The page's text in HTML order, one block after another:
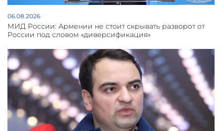
06.08.2026
МИД России: Армении не стоит скрывать разворот от
России под словом «диверсификация»